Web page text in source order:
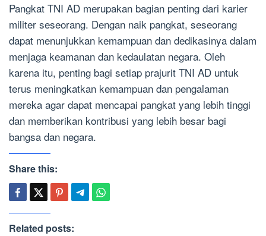
Pangkat TNI AD merupakan bagian penting dari karier
militer seseorang. Dengan naik pangkat, seseorang
dapat menunjukkan kemampuan dan dedikasinya dalam
menjaga keamanan dan kedaulatan negara. Oleh
karena itu, penting bagi setiap prajurit TNI AD untuk
terus meningkatkan kemampuan dan pengalaman
mereka agar dapat mencapai pangkat yang lebih tinggi
dan memberikan kontribusi yang lebih besar bagi
bangsa dan negara.
Share this:
Related posts: